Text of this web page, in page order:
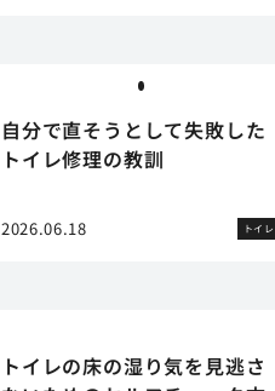
自分で直そうとして失敗した
トイレ修理の教訓
2026.06.18 トイレ
トイレの床の湿り気を見逃さ